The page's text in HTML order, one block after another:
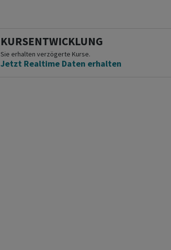
KURSENTWICKLUNG
Sie erhalten verzögerte Kurse.
Jetzt Realtime Daten erhalten